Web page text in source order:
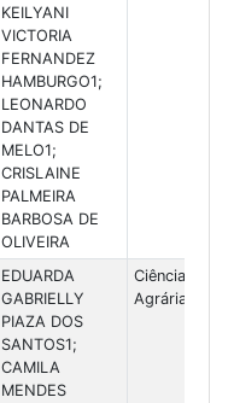
KEILYANI
VICTORIA
FERNANDEZ
HAMBURGO1;
LEONARDO
DANTAS DE
MELO1;
CRISLAINE
PALMEIRA
BARBOSA DE
OLIVEIRA
EDUARDA
GABRIELLY
PIAZA DOS
SANTOS1;
CAMILA
MENDES
Ciências
Agrárias